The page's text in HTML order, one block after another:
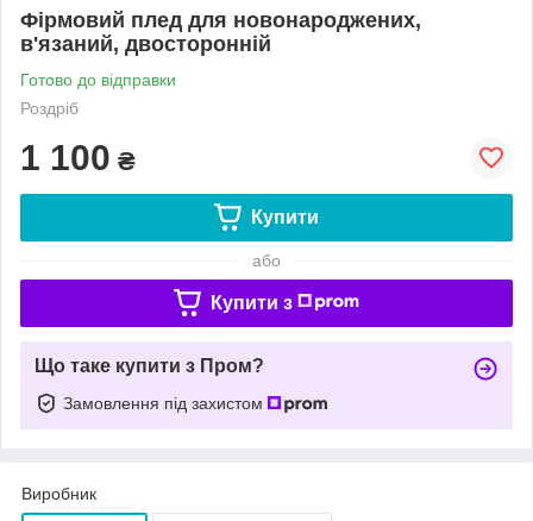
Фірмовий плед для новонароджених,
в'язаний, двосторонній
Готово до відправки
Роздріб
1 100 ₴
Купити
або
Купити з
Що таке купити з Пром?
Замовлення під захистом
Виробник